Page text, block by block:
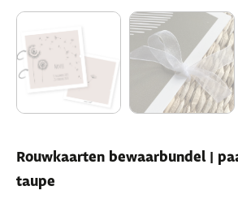
Rouwkaarten bewaarbundel |
taupe